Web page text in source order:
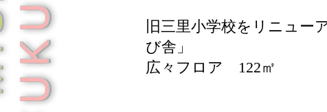
旧三里小学校をリニュー
び舎」
広々フロア 122㎡